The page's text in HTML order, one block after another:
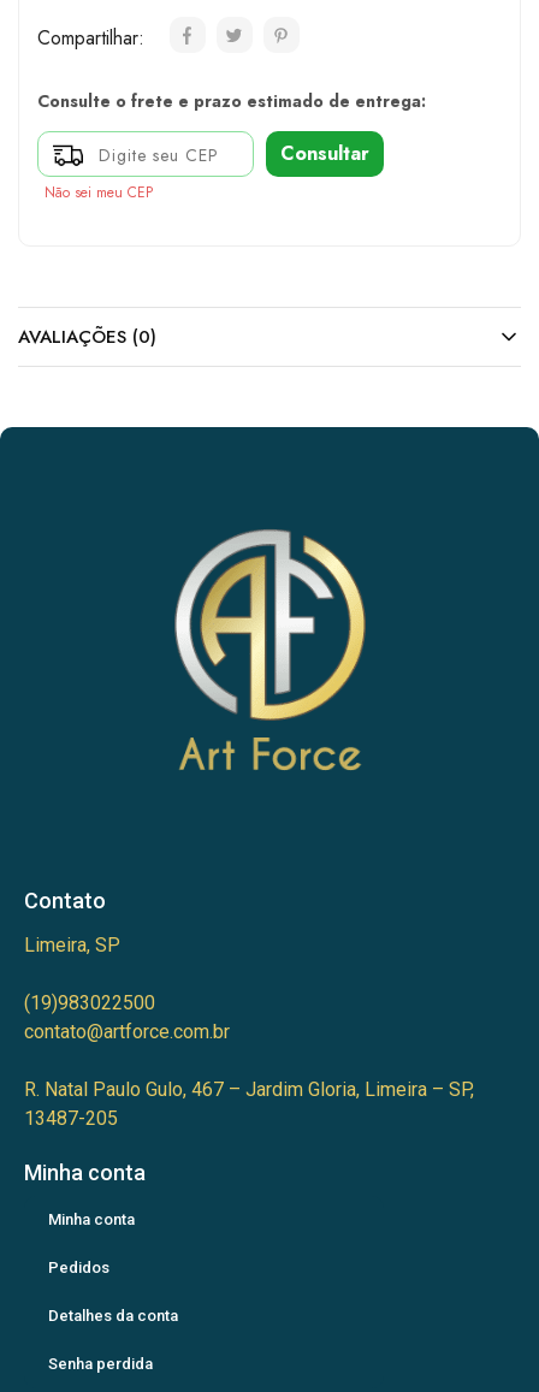
Compartilhar:
Consulte o frete e prazo estimado de entrega:
Consultar
Não sei meu CEP
AVALIAÇÕES (0)
Contato
Limeira, SP
(19)983022500
contato@artforce.com.br
R. Natal Paulo Gulo, 467 – Jardim Gloria, Limeira – SP,
13487-205
Minha conta
Minha conta
Pedidos
Detalhes da conta
Senha perdida